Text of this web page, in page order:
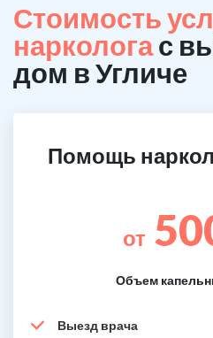
Стоимость
наркологас
дом в Угличе
Помощь
от
Объем
Выезд врача